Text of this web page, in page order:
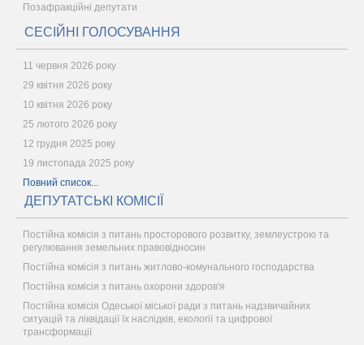
Позафракційні депутати
СЕСІЙНІ ГОЛОСУВАННЯ
11 червня 2026 року
29 квітня 2026 року
10 квітня 2026 року
25 лютого 2026 року
12 грудня 2025 року
19 листопада 2025 року
Повний список...
ДЕПУТАТСЬКІ КОМІСІЇ
Постійна комісія з питань просторового розвитку, землеустрою та
регулювання земельних правовідносин
Постійна комісія з питань житлово-комунального господарства
Постійна комісія з питань охорони здоров'я
Постійна комісія Одеської міської ради з питань надзвичайних
ситуацій та ліквідації їх наслідків, екології та цифрової
трансформації